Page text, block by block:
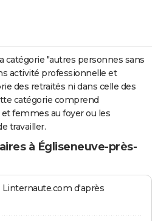
catégorie "autres personnes sans
activité professionnelle et
des retraités ni dans celle des
catégorie comprend
femmes au foyer ou les
travailler.
à Égliseneuve-près-
Linternaute.com d'après